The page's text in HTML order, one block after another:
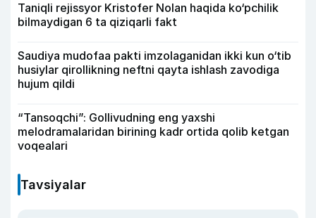
Taniqli rejissyor Kristofer Nolan haqida ko‘pchilik
bilmaydigan 6 ta qiziqarli fakt
Saudiya mudofaa pakti imzolaganidan ikki kun o‘tib
husiylar qirollikning neftni qayta ishlash zavodiga
hujum qildi
“Tansoqchi”: Gollivudning eng yaxshi
melodramalaridan birining kadr ortida qolib ketgan
voqealari
Tavsiyalar